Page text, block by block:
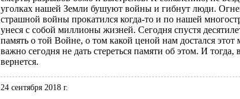
уголках нашей Земли бушуют войны и гибнут люди.
страшной войны прокатился когда-то и по нашей
унеся с собой миллионы жизней. Сегодня спустя
память о той Войне, о том какой ценой нам достался этот
важно сегодня не дать стереться памяти об этом. И
вернется.
24 сентября 2018 г.